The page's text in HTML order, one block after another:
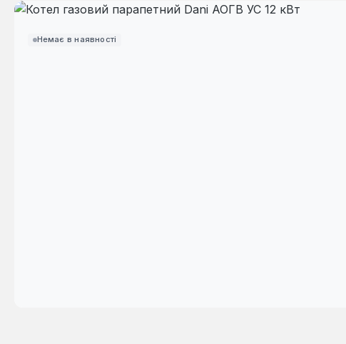
Немає в наявності
Пропустити галерею зображень